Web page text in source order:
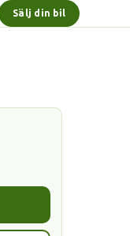
Sälj din bil